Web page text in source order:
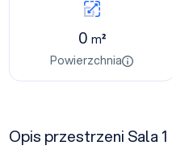
0 m²
Powierzchnia
Opis przestrzeni Sala 1